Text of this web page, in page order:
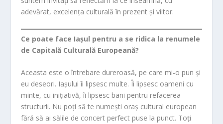
adevărat, excelența culturală în prezent și viitor.
Ce poate face Iașul pentru a se ridica la renumele
de Capitală Culturală Europeană?
Aceasta este o întrebare dureroasă, pe care mi-o pun și
eu deseori. Iașului îi lipsesc multe. Îi lipsesc oameni cu
minte, cu inițiativă, îi lipsesc bani pentru refacerea
structurii. Nu poți să te numești oraș cultural european
fără să ai sălile de concert perfect puse la punct. Toți